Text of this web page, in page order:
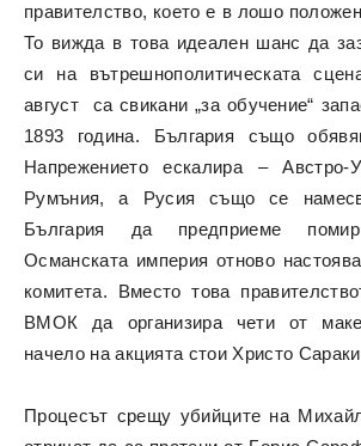
правителство, което е в лошо
То вижда в това идеален шанс да
си на вътрешнополитическата
август са свикани „за обучение“
1893 година. България също
Напрежението ескалира – Австро-
Румъния, а Русия също се
България да предприеме
Османската империя отново
комитета. Вместо това
ВМОК да организира чети от
начело на акцията стои Христо
Процесът срещу убийците на